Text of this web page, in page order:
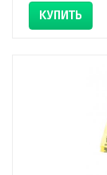
КУПИТЬ